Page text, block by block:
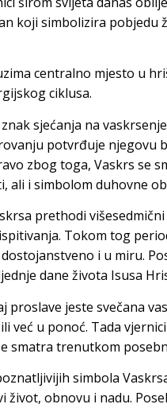
koji simbolizira pobjedu
centralno mjesto u
ciklusa.
sjećanja na
potvrđuje njegovu
zbog toga, Vaskrs se
ali i simbolom duhovne
prethodi
Tokom tog
i u miru.
dane života Isusa
proslave jeste svečana
već u ponoć. Tada
smatra trenutkom
simbola
život, obnovu i nadu.